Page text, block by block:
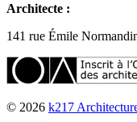
Architecte :
141 rue Émile
© 2026 k217